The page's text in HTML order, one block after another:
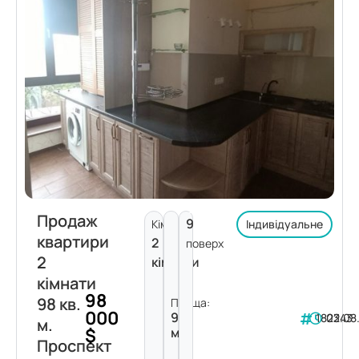
Продаж
квартири
2
кімнати
98 кв.
м.
Проспект
98
000
$
Кімнат:
2
кімнати
Площа:
98
м²
9
поверх
Індивідуальне
182243